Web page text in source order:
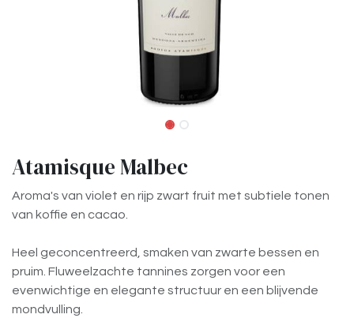
Atamisque Malbec
Aroma's van violet en rijp zwart fruit met subtiele tonen
van koffie en cacao.
Heel geconcentreerd, smaken van zwarte bessen en
pruim. Fluweelzachte tannines zorgen voor een
evenwichtige en elegante structuur en een blijvende
mondvulling.